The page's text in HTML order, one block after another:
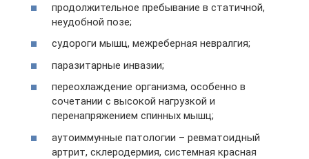
продолжительное пребывание в статичной,
неудобной позе;
судороги мышц, межреберная невралгия;
паразитарные инвазии;
переохлаждение организма, особенно в
сочетании с высокой нагрузкой и
перенапряжением спинных мышц;
аутоиммунные патологии – ревматоидный
артрит, склеродермия, системная красная